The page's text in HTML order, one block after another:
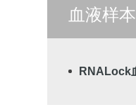
血液样本
RNALock